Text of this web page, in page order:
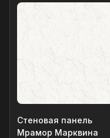
Стеновая панель
Мрамор Марквина